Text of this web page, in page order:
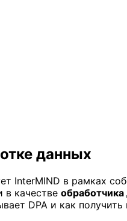
данных
InterMIND в рамках
в качестве
DPA и как